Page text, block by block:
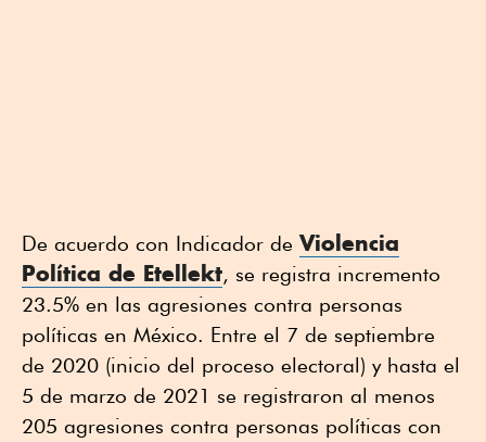
De acuerdo con Indicador de Violencia
Política de Etellekt, se registra incremento
23.5% en las agresiones contra personas
políticas en México. Entre el 7 de septiembre
de 2020 (inicio del proceso electoral) y hasta el
5 de marzo de 2021 se registraron al menos
205 agresiones contra personas políticas con